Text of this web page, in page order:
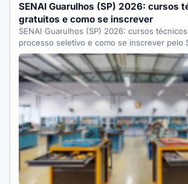
SENAI Guarulhos (SP) 2026: cursos
gratuitos e como se inscrever
SENAI Guarulhos (SP) 2026: cursos
processo seletivo e como se inscrever pelo
completo.